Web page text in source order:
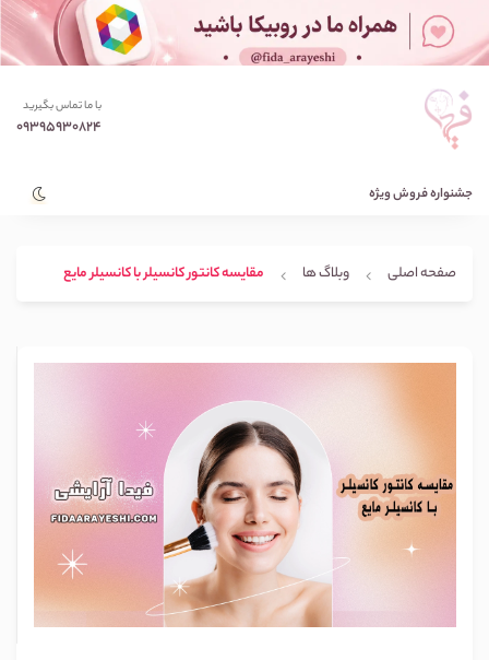
با ما تماس بگیرید
09395930824
جشنواره فروش ویژه
صفحه اصلی وبلاگ ها مقایسه کانتور کانسیلر با کانسیلر مایع